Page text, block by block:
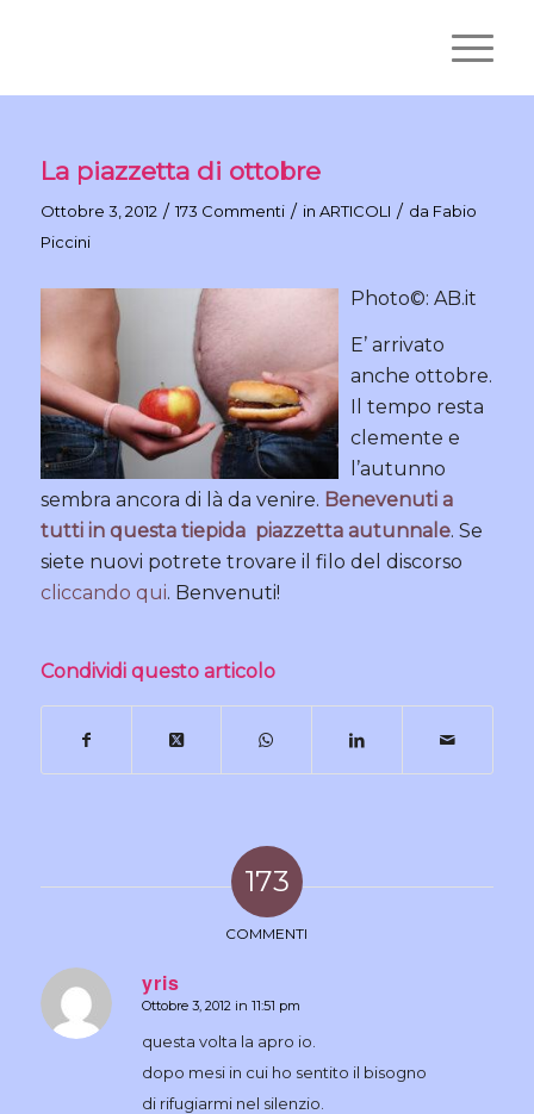
La piazzetta di ottobre
Ottobre 3, 2012 / 173 Commenti / in ARTICOLI / da Fabio
Piccini
Photo©: AB.it
E’ arrivato
anche ottobre.
Il tempo resta
clemente e
l’autunno
sembra ancora di là da venire. Benevenuti a
tutti in questa tiepida piazzetta autunnale. Se
siete nuovi potrete trovare il filo del discorso
cliccando qui. Benvenuti!
Condividi questo articolo
173
COMMENTI
yris
dice:
Ottobre 3, 2012 in 11:51 pm
questa volta la apro io.
dopo mesi in cui ho sentito il bisogno
di rifugiarmi nel silenzio.